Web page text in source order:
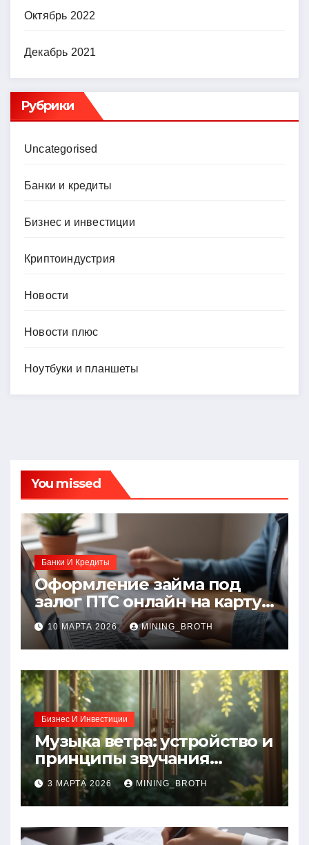
Октябрь 2022
Декабрь 2021
Рубрики
Uncategorised
Банки и кредиты
Бизнес и инвестиции
Криптоиндустрия
Новости
Новости плюс
Ноутбуки и планшеты
You missed
Банки И Кредиты
Оформление займа под
залог ПТС онлайн на карту
без визита в офис: порядок,
требования и документы
10 МАРТА 2026 MINING_BROTH
Бизнес И Инвестиции
Музыка ветра: устройство и
принципы звучания
колокольчиков
3 МАРТА 2026 MINING_BROTH